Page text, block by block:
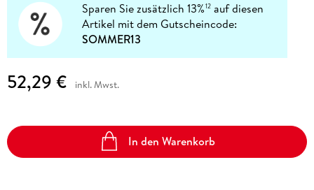
Sparen Sie zusätzlich 13%12 auf diesen
Artikel mit dem Gutscheincode:
SOMMER13
52,29 € inkl. Mwst.
In den Warenkorb